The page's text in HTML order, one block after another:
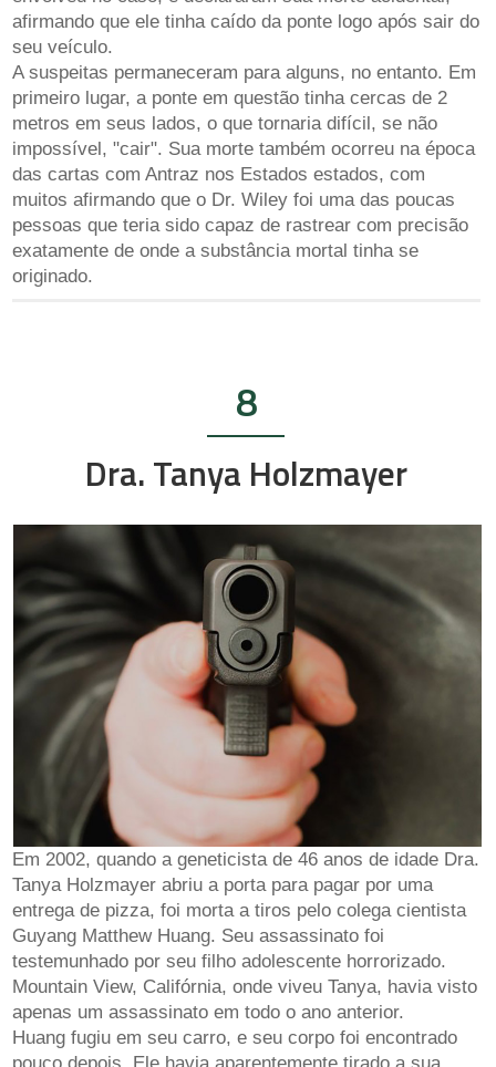
afirmando que ele tinha caído da ponte logo após sair do
seu veículo.
A suspeitas permaneceram para alguns, no entanto. Em
primeiro lugar, a ponte em questão tinha cercas de 2
metros em seus lados, o que tornaria difícil, se não
impossível, "cair". Sua morte também ocorreu na época
das cartas com Antraz nos Estados estados, com
muitos afirmando que o Dr. Wiley foi uma das poucas
pessoas que teria sido capaz de rastrear com precisão
exatamente de onde a substância mortal tinha se
originado.
8
Dra. Tanya Holzmayer
Em 2002, quando a geneticista de 46 anos de idade Dra.
Tanya Holzmayer abriu a porta para pagar por uma
entrega de pizza, foi morta a tiros pelo colega cientista
Guyang Matthew Huang. Seu assassinato foi
testemunhado por seu filho adolescente horrorizado.
Mountain View, Califórnia, onde viveu Tanya, havia visto
apenas um assassinato em todo o ano anterior.
Huang fugiu em seu carro, e seu corpo foi encontrado
pouco depois. Ele havia aparentemente tirado a sua